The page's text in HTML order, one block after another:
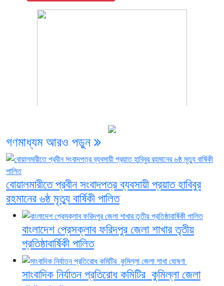
গণমাধ্যমআরও পড়ুন
বোয়ালমারীতে প্রবীন সংবাদপত্র ব্যবসায়ী প্রয়াত হাবিবুর
রহমানের ৬ষ্ঠ মৃত্যু বার্ষিকী পালিত
বাংলাদেশ প্রেসক্লাব ফরিদপুর জেলা শাখার তৃতীয়
প্রতিষ্ঠাবার্ষিকী পালিত
সাংবাদিক নির্যাতন প্রতিরোধ কমিটির কুমিল্লা জেলা